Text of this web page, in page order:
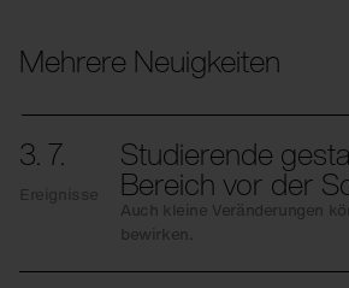
Mehrere Neuigkeiten
3. 7.
Ereignisse
Studierende
Bereich vor der
Auch kleine Veränderungen
bewirken.